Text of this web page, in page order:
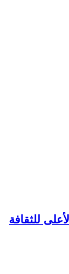
للثقافة